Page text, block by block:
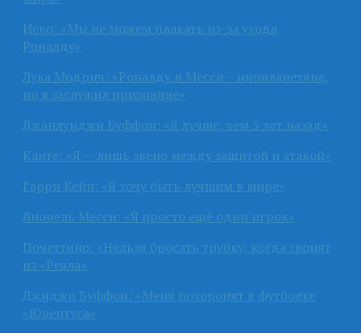
Иско: «Мы не можем плакать из-за ухода
Роналду»
Лука Модрич: «Роналду и Месси – инопланетяне,
но я заслужил признание»
Джанлуиджи Буффон: «Я лучше, чем 5 лет назад»
Канте: «Я — лишь звено между защитой и атакой»
Гарри Кейн: «Я хочу быть лучшим в мире»
Лионель Месси: «Я просто ещё один игрок»
Почеттино: «Нельзя бросать трубку, когда звонят
из «Реала»
Джиджи Буффон: «Меня похоронят в футболке
«Ювентуса»